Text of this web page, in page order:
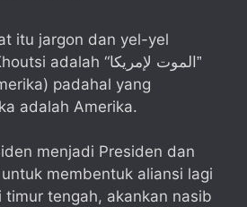
itu jargon dan yel-yel
adalah “
الموت لإمريكا”
padahal yang
adalah Amerika.
menjadi Presiden dan
membentuk aliansi lagi
timur tengah, akankan nasib